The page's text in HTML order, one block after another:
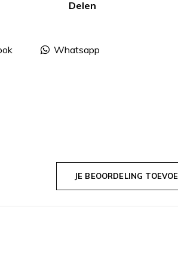
Delen
Whatsapp
JE BEOORDELING